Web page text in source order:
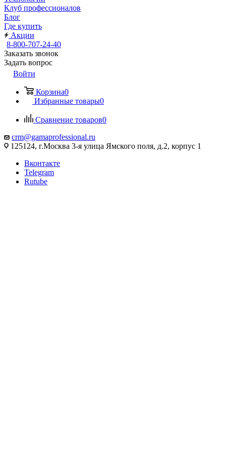
Клуб профессионалов
Блог
Где купить
Акции
8-800-707-24-40
Заказать звонок
Задать вопрос
Войти
Корзина0
Избранные товары0
Сравнение товаров0
crm@gamaprofessional.ru
125124, г.Москва 3-я улица Ямского поля, д.2, корпус 1
Вконтакте
Telegram
Rutube